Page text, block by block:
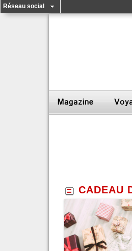
Réseau social
Magazine
CADEAU